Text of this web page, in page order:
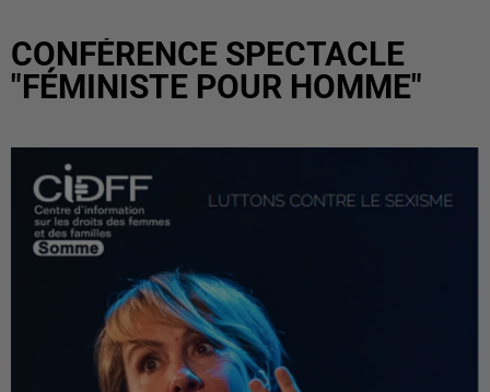
CONFÉRENCE SPECTACLE
"FÉMINISTE POUR HOMME"